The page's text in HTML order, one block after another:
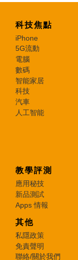
科技焦點
iPhone
5G流動
電腦
數碼
智能家居
科技
汽車
人工智能
教學評測
應用秘技
新品測試
Apps 情報
其他
私隱政策
免責聲明
聯絡/關於我們